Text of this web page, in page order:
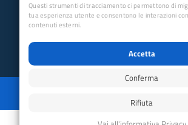
Powered by
Questi strumenti di tracciamento ci permettono di
tua esperienza utente e consentono le interazioni
contenuti esterni.
Accetta
Conferma
Rifiuta